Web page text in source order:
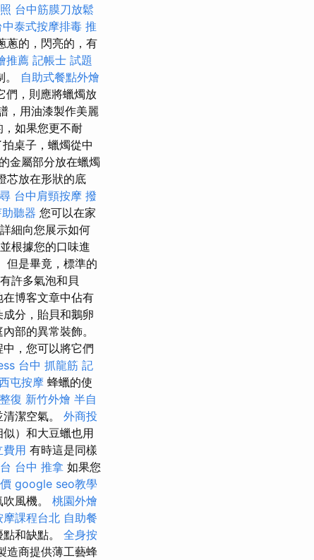
台中筋膜刀放鬆
中泰式按摩排毒 推
蔥的，閃亮的，有
推薦 記帳士 試題
自助式餐點外燴
們，則應將蠟燭放
，用油漆製作美麗
如果您更不耐
桌子，蠟燭從中
金屬部分放在蠟燭
芯放在形狀的底
台中肩頸按摩 撥
聽器 您可以在家
細向您展示如何
根據您的口味進
但是畢竟，標準的
許多氣泡和貝
博客文章中佔有
分，貽貝和鵝卵
部的異常裝飾。
，您可以將它們
台中 抓龍筋 記
屯按摩 蜂蠟的使
復 新竹外燴 半自
潔空氣。 外商投
）和大豆蠟也用
費用 有時這是同樣
台中 推拿 如果您
google seo教學
風機。 桃園外燴
摩課程台北 自助餐
和缺點。 全身按
造商提供薄工藝蜂